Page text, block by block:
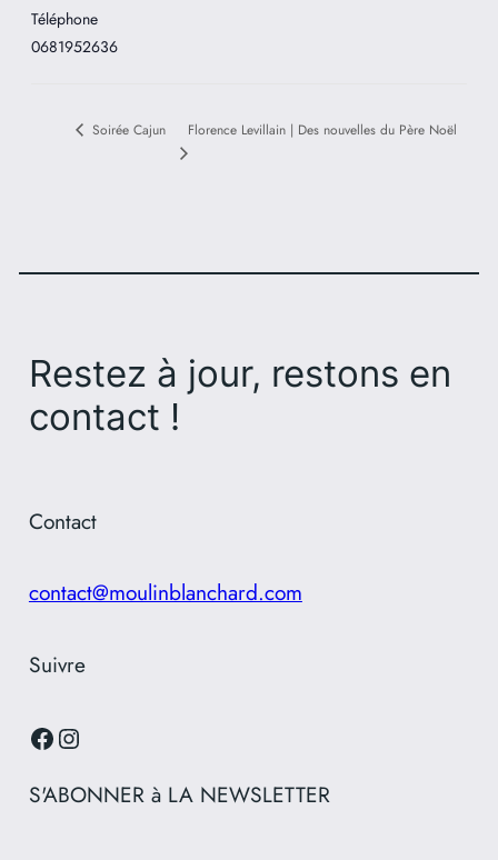
Téléphone
0681952636
Soirée Cajun Florence Levillain | Des nouvelles du Père Noël
Restez à jour, restons en
contact !
Contact
contact@moulinblanchard.com
Suivre
Facebook Instagram
S'ABONNER à LA NEWSLETTER